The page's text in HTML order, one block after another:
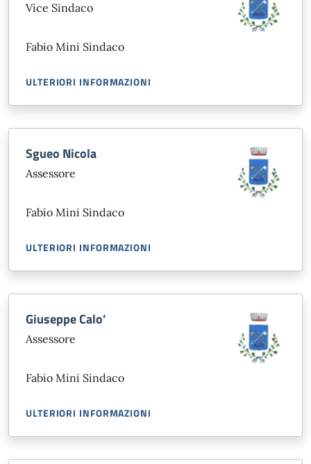
Vice Sindaco
Fabio Mini Sindaco
ULTERIORI INFORMAZIONI
Sgueo Nicola
Assessore
Fabio Mini Sindaco
ULTERIORI INFORMAZIONI
Giuseppe Calo’
Assessore
Fabio Mini Sindaco
ULTERIORI INFORMAZIONI